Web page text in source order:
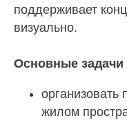
поддерживает
визуально.
Основные задачи
жилом